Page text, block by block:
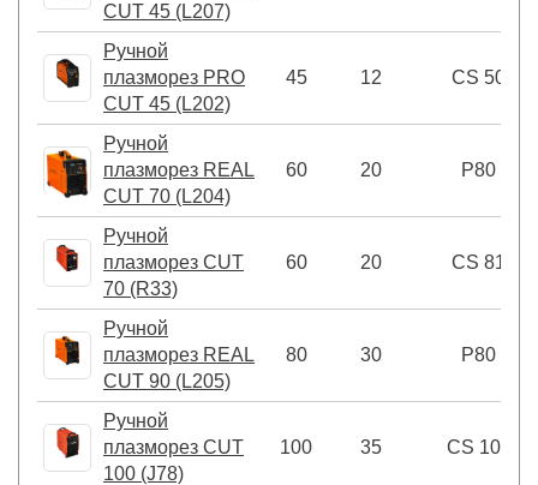
CUT 45 (L207)
Ручной
плазморез PRO
CUT 45 (L202)
45 12 CS 50
Ручной
плазморез REAL
CUT 70 (L204)
60 20 P80
Ручной
плазморез CUT
70 (R33)
60 20 CS 81
Ручной
плазморез REAL
CUT 90 (L205)
80 30 P80
Ручной
плазморез CUT
100 (J78)
100 35 CS 101